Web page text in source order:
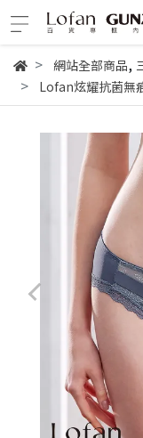
網站全部商品,
Lofan炫耀抗菌無